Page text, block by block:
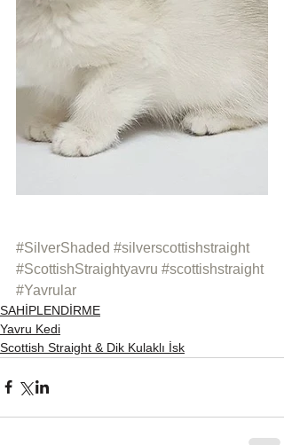
#SilverShaded #silverscottishstraight
#ScottishStraightyavru #scottishstraight
#Yavrular
SAHİPLENDİRME
Yavru Kedi
Scottish Straight & Dik Kulaklı İsk